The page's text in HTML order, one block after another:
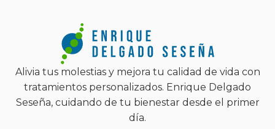
Alivia tus molestias y mejora tu calidad de vida con
tratamientos personalizados. Enrique Delgado
Seseña, cuidando de tu bienestar desde el primer
día.